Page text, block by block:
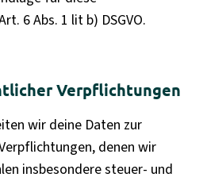
6 Abs. 1 lit b) DSGVO.
Verpflichtungen
wir deine Daten zur
denen wir
insbesondere steuer- und